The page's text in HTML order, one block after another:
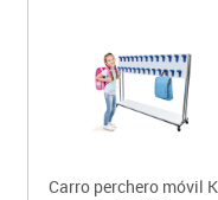
Carro perchero móvil